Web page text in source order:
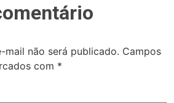
mail não será publicado. Campos
com *